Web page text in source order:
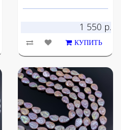
1 550 р.
КУПИТЬ